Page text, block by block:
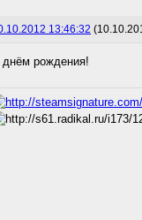
13:46:32
рождения!